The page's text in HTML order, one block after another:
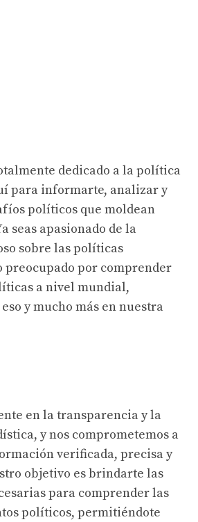
dedicado a la política
para informarte, analizar y
políticos que moldean
seas apasionado de la
sobre las políticas
preocupado por comprender
a nivel mundial,
y mucho más en nuestra
en la transparencia y la
y nos comprometemos a
verificada, precisa y
objetivo es brindarte las
para comprender las
políticos, permitiéndote